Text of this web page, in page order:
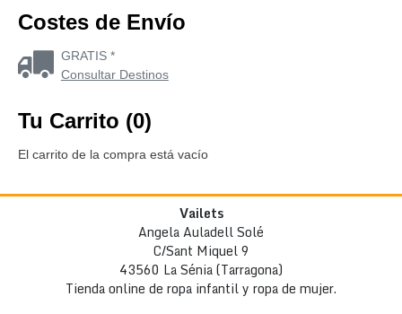
Costes de Envío
GRATIS *
Consultar Destinos
Tu Carrito (0)
El carrito de la compra está vacío
Vailets
Angela Auladell Solé
C/Sant Miquel 9
43560 La Sénia (Tarragona)
Tienda online de ropa infantil y ropa de mujer.